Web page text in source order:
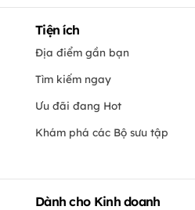
Tiện ích
Địa điểm gần bạn
Tìm kiếm ngay
Ưu đãi đang Hot
Khám phá các Bộ sưu tập
Dành cho Kinh doanh